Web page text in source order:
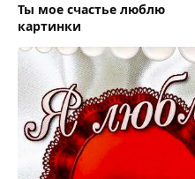
Ты мое счастье люблю
картинки